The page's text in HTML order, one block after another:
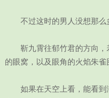
不过这时的男人没想那么
靳九霄往郁竹君的方向，
的眼窝，以及眼角的火焰朱雀
如果在天空上看，能看到